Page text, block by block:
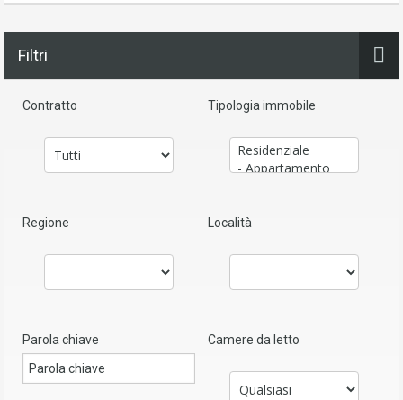
Filtri
Contratto Tipologia immobile
Regione Località
Parola chiave Camere da letto